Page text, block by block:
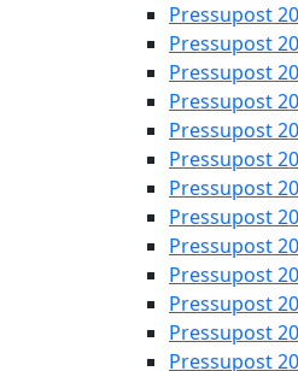
Pressupost
Pressupost
Pressupost
Pressupost
Pressupost
Pressupost
Pressupost
Pressupost
Pressupost
Pressupost
Pressupost
Pressupost
Pressupost